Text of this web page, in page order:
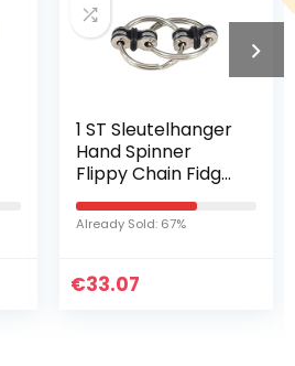
1 ST Sleutelhanger
Hand Spinner
Flippy Chain Fidget
Speelgoed Voor
Autisme Spinner
Verminderen
Toy Key…
Already Sold: 67%
€33.07